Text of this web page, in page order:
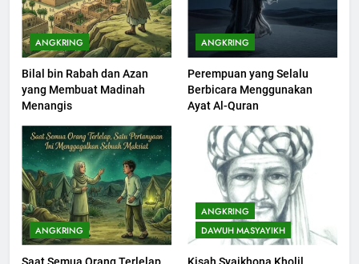
ANGKRING
Bilal bin Rabah dan Azan
yang Membuat Madinah
Menangis
ANGKRING
Perempuan yang Selalu
Berbicara Menggunakan
Ayat Al-Quran
ANGKRING
Saat Semua Orang Terlelap,
ANGKRING
DAWUH MASYAYIKH
Kisah Syaikhona Kholil
Seebagai Pembangkit Jiwa
KHUTBAH
202
Khutbah Jumat : Supaya Amal
Bisa Diterima
KHUTBAH
203
Khutbah Jumat: Bulan
Muharram Bulan Bersejarah
KHUTBAH